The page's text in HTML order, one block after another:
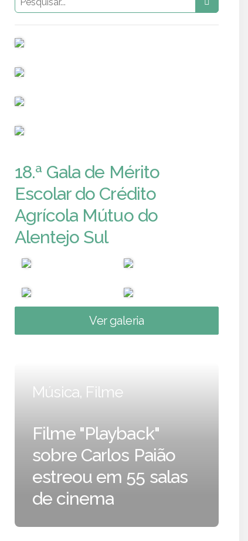
18.ª Gala de Mérito
Escolar do Crédito
Agrícola Mútuo do
Alentejo Sul
Ver galeria
Música, Filme
Filme "Playback"
sobre Carlos Paião
estreou em 55 salas
de cinema